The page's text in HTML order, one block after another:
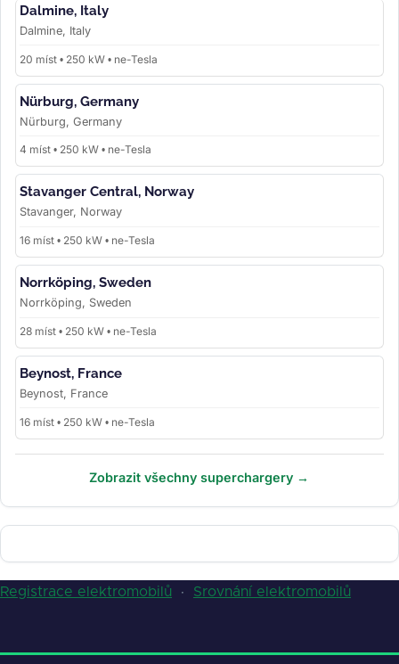
Dalmine, Italy
Dalmine, Italy
20 míst • 250 kW • ne-Tesla
Nürburg, Germany
Nürburg, Germany
4 míst • 250 kW • ne-Tesla
Stavanger Central, Norway
Stavanger, Norway
16 míst • 250 kW • ne-Tesla
Norrköping, Sweden
Norrköping, Sweden
28 míst • 250 kW • ne-Tesla
Beynost, France
Beynost, France
16 míst • 250 kW • ne-Tesla
Zobrazit všechny superchargery →
Registrace elektromobilů · Srovnání elektromobilů